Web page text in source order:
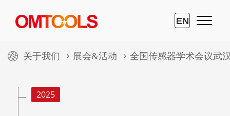
EN
关于我们 展会&活动 全国传感器学术会议武
2025